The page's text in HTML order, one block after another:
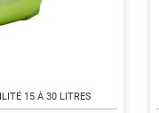
15 À 30 LITRES